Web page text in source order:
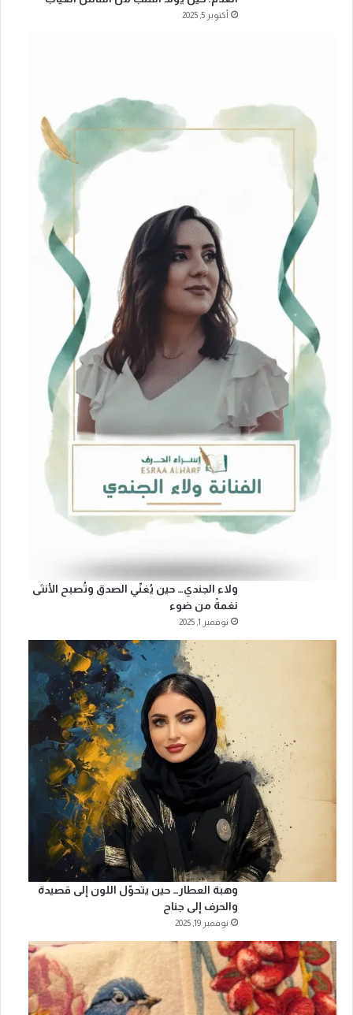
أكتوبر 5, 2025
ولاء الجندي… حين يُغنّي الصدق وتُصبح الأنثى
نغمةً من ضوء
نوفمبر 1, 2025
وهبة العطار… حين يتحوّل اللون إلى قصيدة
والحرف إلى جناح
نوفمبر 19, 2025